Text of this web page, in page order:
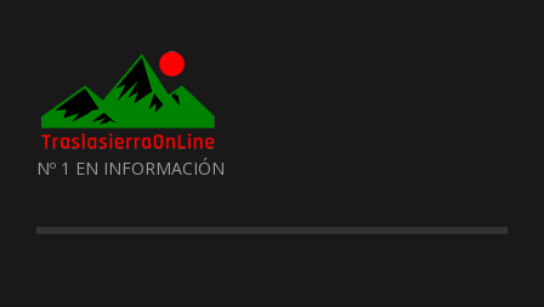
Nº 1 EN INFORMACIÓN